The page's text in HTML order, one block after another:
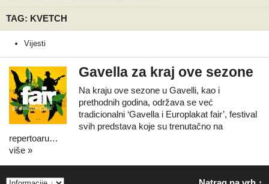
TAG: KVETCH
Vijesti
Gavella za kraj ove sezone
Na kraju ove sezone u Gavelli, kao i
prethodnih godina, održava se već
tradicionalni ‘Gavella i Europlakat fair’, festival
svih predstava koje su trenutačno na
repertoaru…
više »